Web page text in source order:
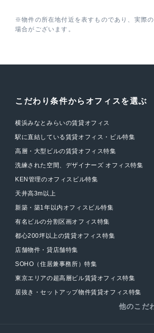
※物件の所在地付近を表すものであり、実際
場合がございます。
こだわり条件からオフィスを選ぶ
横浜みなとみらいの賃貸オフィス
駅に直結している賃貸オフィス・ビル特集
高層・大型ビルの賃貸オフィス特集
洗練された空間、デザイナーズ オフィス特集
KEN管理のオフィスビル特集
天井高3m以上
新築・築1年以内オフィスビル特集
有名ビルの分割区画オフィス特集
都心200坪以上の賃貸オフィス特集
店舗物件・貸店舗特集
SOHO（住居兼事務所）特集
東京エリアの超高層ビル賃貸オフィス特集
居抜き・セットアップ物件賃貸オフィス特集
他のこだ